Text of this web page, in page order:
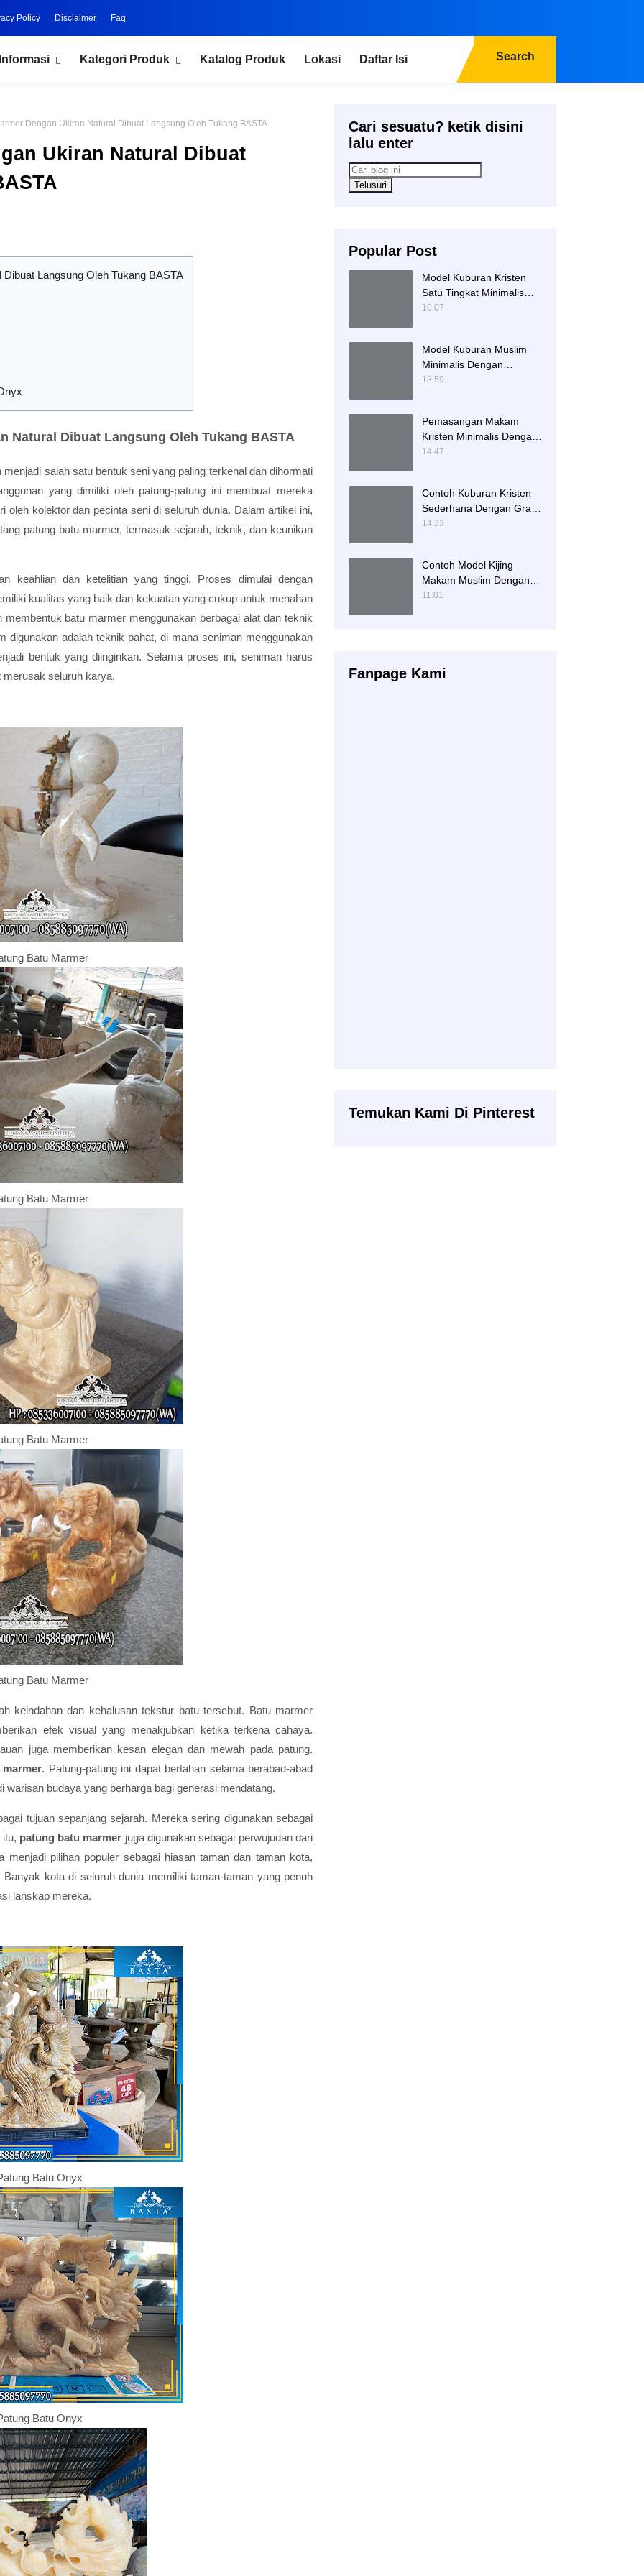
Policy Disclaimer Faq
Kategori Produk Katalog Produk Lokasi Daftar Isi Search
Dengan Ukiran Natural Dibuat Langsung Oleh Tukang BASTA
Ukiran Natural Dibuat
Langsung Oleh Tukang BASTA
Natural Dibuat Langsung Oleh Tukang BASTA
salah satu bentuk seni yang paling terkenal dan dihormati
yang dimiliki oleh patung-patung ini membuat mereka
oleh kolektor dan pecinta seni di seluruh dunia. Dalam artikel ini,
patung batu marmer, termasuk sejarah, teknik, dan keunikan
keahlian dan ketelitian yang tinggi. Proses dimulai dengan
kualitas yang baik dan kekuatan yang cukup untuk menahan
batu marmer menggunakan berbagai alat dan teknik
digunakan adalah teknik pahat, di mana seniman menggunakan
bentuk yang diinginkan. Selama proses ini, seniman harus
merusak seluruh karya.
Batu Marmer
Batu Marmer
Batu Marmer
Batu Marmer
keindahan dan kehalusan tekstur batu tersebut. Batu marmer
efek visual yang menakjubkan ketika terkena cahaya.
juga memberikan kesan elegan dan mewah pada patung.
. Patung-patung ini dapat bertahan selama berabad-abad
budaya yang berharga bagi generasi mendatang.
tujuan sepanjang sejarah. Mereka sering digunakan sebagai
patung batu marmer juga digunakan sebagai perwujudan dari
menjadi pilihan populer sebagai hiasan taman dan taman kota,
kota di seluruh dunia memiliki taman-taman yang penuh
lanskap mereka.
Batu Onyx
Batu Onyx
Cari sesuatu? ketik disini
lalu enter
Popular Post
Model Kuburan Kristen
Satu Tingkat Minimalis
Dengan Nisan Kotak
10.07
Model Kuburan Muslim
Minimalis Dengan
Kaligrafi dan Tempat
13.59
Pemasangan Makam
Kristen Minimalis Dengan
Batu Granit Hitam
14.47
Contoh Kuburan Kristen
Sederhana Dengan Granit
Hitam
14.33
Contoh Model Kijing
Makam Muslim Dengan
Nisan Patok Pipih
11.01
Fanpage Kami
Temukan Kami Di Pinterest